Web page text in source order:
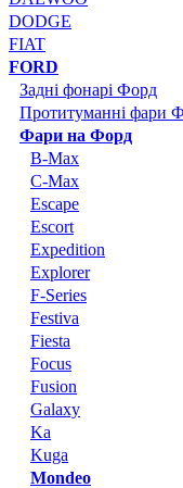
DODGE
FIAT
FORD
Задні фонарі Форд
Протитуманні фари
Фари на Форд
B-Max
C-Max
Escape
Escort
Expedition
Explorer
F-Series
Festiva
Fiesta
Focus
Fusion
Galaxy
Ka
Kuga
Mondeo